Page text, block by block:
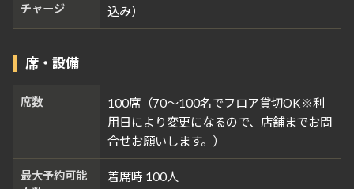
チャージ
込み）
席・設備
席数
100席（70～100名でフロア貸切OK※利
用日により変更になるので、店舗までお問
合せお願いします。）
最大予約可能
着席時 100人